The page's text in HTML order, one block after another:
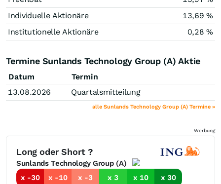
Individuelle Aktionäre
13,69 %
Institutionelle Aktionäre
0,28 %
Termine Sunlands Technology Group (A) Aktie
Datum
Termin
13.08.2026
Quartalsmitteilung
alle Sunlands Technology Group (A) Termine »
Werbung
Long oder Short ?
Sunlands Technology Group (A)
x -30
x -10 x -3 x 3 x 10 x 30